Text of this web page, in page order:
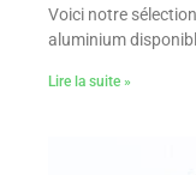
Voici notre
aluminium
Lire la suite »